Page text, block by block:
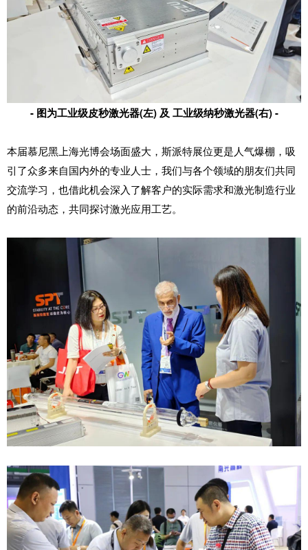
- 图为工业级皮秒激光器(左) 及 工业级纳秒激光器(右) -
本届慕尼黑上海光博会场面盛大，斯派特展位更是人气爆棚，吸
引了众多来自国内外的专业人士，我们与各个领域的朋友们共同
交流学习，也借此机会深入了解客户的实际需求和激光制造行业
的前沿动态，共同探讨激光应用工艺。